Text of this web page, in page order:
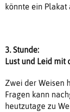
könnte ein Plakat
3. Stunde:
Lust und Leid mit
Zwei der Weisen
Fragen kann
heutzutage zu